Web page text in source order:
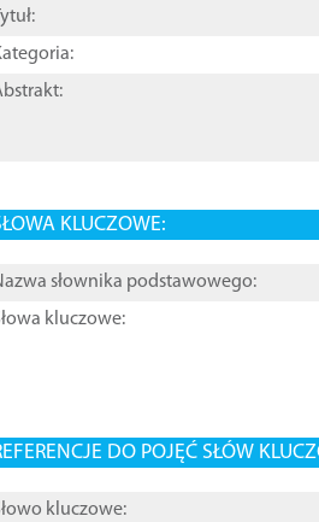
KLUCZOWE:
słownika podstawowego:
kluczowe:
DO POJĘĆ SŁÓW
kluczowe: